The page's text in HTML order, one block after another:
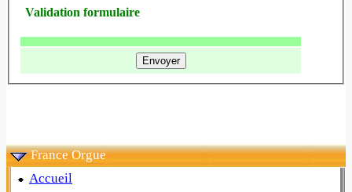
Validation formulaire
France Orgue
Accueil